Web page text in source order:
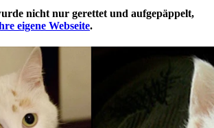
nicht nur gerettet und aufgepäppelt,
eigene Webseite.